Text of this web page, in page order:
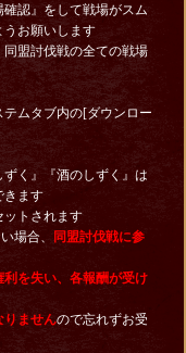
認』をして戦場がスム
うお願いします
盟討伐戦の全ての戦場
ムタブ内の[ダウンロー
く』『酒のしずく』は
きます
トされます
場合、 同盟討伐戦に参
利を失い、各報酬が受け
りませんので忘れずお受